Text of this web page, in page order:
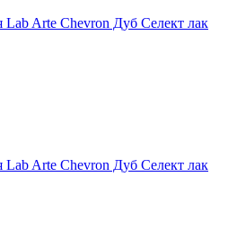
Lab Arte Chevron Дуб Селект лак
Lab Arte Chevron Дуб Селект лак